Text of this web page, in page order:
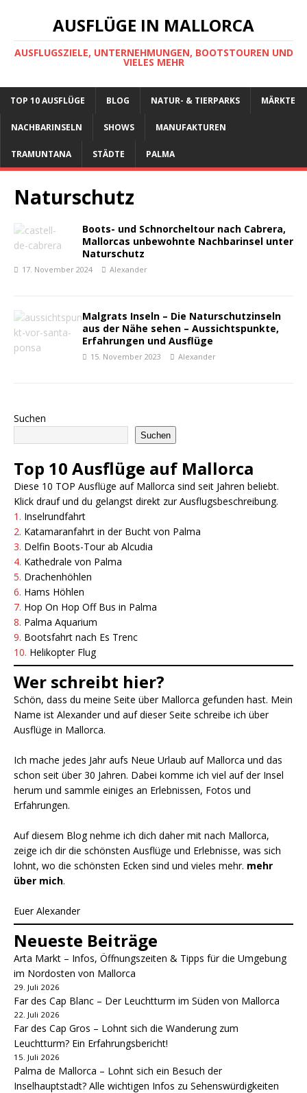
AUSFLÜGE IN MALLORCA
AUSFLUGSZIELE, UNTERNEHMUNGEN, BOOTSTOUREN UND
VIELES MEHR
TOP 10 AUSFLÜGE BLOG NATUR- & TIERPARKS MÄRKTE
NACHBARINSELN SHOWS MANUFAKTUREN
TRAMUNTANA STÄDTE PALMA
Naturschutz
Boots- und Schnorcheltour nach Cabrera,
Mallorcas unbewohnte Nachbarinsel unter
Naturschutz
17. November 2024 Alexander
Malgrats Inseln – Die Naturschutzinseln
aus der Nähe sehen – Aussichtspunkte,
Erfahrungen und Ausflüge
15. November 2023 Alexander
Suchen
Suchen
Top 10 Ausflüge auf Mallorca
Diese 10 TOP Ausflüge auf Mallorca sind seit Jahren beliebt.
Klick drauf und du gelangst direkt zur Ausflugsbeschreibung.
1. Inselrundfahrt
2. Katamaranfahrt in der Bucht von Palma
3. Delfin Boots-Tour ab Alcudia
4. Kathedrale von Palma
5. Drachenhöhlen
6. Hams Höhlen
7. Hop On Hop Off Bus in Palma
8. Palma Aquarium
9. Bootsfahrt nach Es Trenc
10. Helikopter Flug
Wer schreibt hier?
Schön, dass du meine Seite über Mallorca gefunden hast. Mein
Name ist Alexander und auf dieser Seite schreibe ich über
Ausflüge in Mallorca.
Ich mache jedes Jahr aufs Neue Urlaub auf Mallorca und das
schon seit über 30 Jahren. Dabei komme ich viel auf der Insel
herum und sammle einiges an Erlebnissen, Fotos und
Erfahrungen.
Auf diesem Blog nehme ich dich daher mit nach Mallorca,
zeige ich dir die schönsten Ausflüge und Erlebnisse, was sich
lohnt, wo die schönsten Ecken sind und vieles mehr. mehr
über mich.
Euer Alexander
Neueste Beiträge
Arta Markt – Infos, Öffnungszeiten & Tipps für die Umgebung
im Nordosten von Mallorca
29. Juli 2026
Far des Cap Blanc – Der Leuchtturm im Süden von Mallorca
22. Juli 2026
Far des Cap Gros – Lohnt sich die Wanderung zum
Leuchtturm? Ein Erfahrungsbericht!
15. Juli 2026
Palma de Mallorca – Lohnt sich ein Besuch der
Inselhauptstadt? Alle wichtigen Infos zu Sehenswürdigkeiten